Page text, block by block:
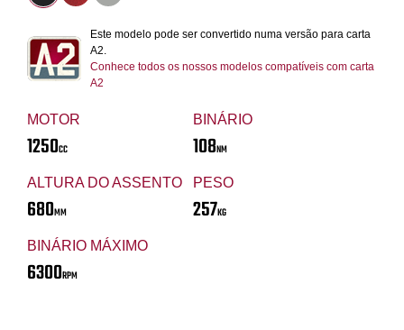
MOTOR
1250CC
BINÁRIO
108NM
ALTURA DO ASSENTO
680MM
PESO
257KG
BINÁRIO MÁXIMO
6300RPM
Este modelo pode ser convertido numa versão para carta
A2.
Conhece todos os nossos modelos compatíveis com carta
A2